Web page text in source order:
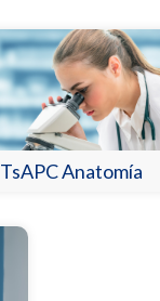
TsAPC Anatomía